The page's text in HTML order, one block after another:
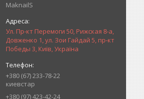
MaknailS
Ул. Пр-кт Перемоги 50, Рижская 8-а,
Довженко 1, ул. Зои Гайдай 5, пр-кт
Победы 3, Київ, Україна
+380 (67) 233-78-22
киевстар
+380 (97) 423-42-24